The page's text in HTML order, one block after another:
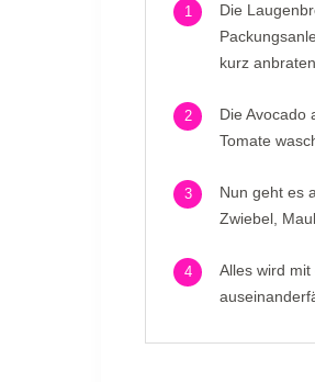
1
Die
kurz anbraten
2
Die Avocado
Tomate
3
Nun geht es
Zwiebel,
4
Alles wird